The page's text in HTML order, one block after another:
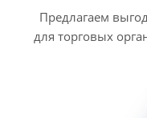
Предлагаем
для торговых